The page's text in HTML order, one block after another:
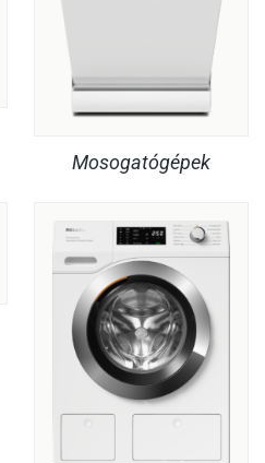
Mosogatógépek